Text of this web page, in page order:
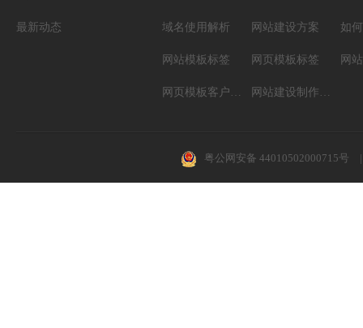
最新动态 域名使用解析 网站建设方案 如
网站模板标签 网页模板标签
网页模板客户案例 网站建设制作知识
粤公网安备 44010502000715号 |